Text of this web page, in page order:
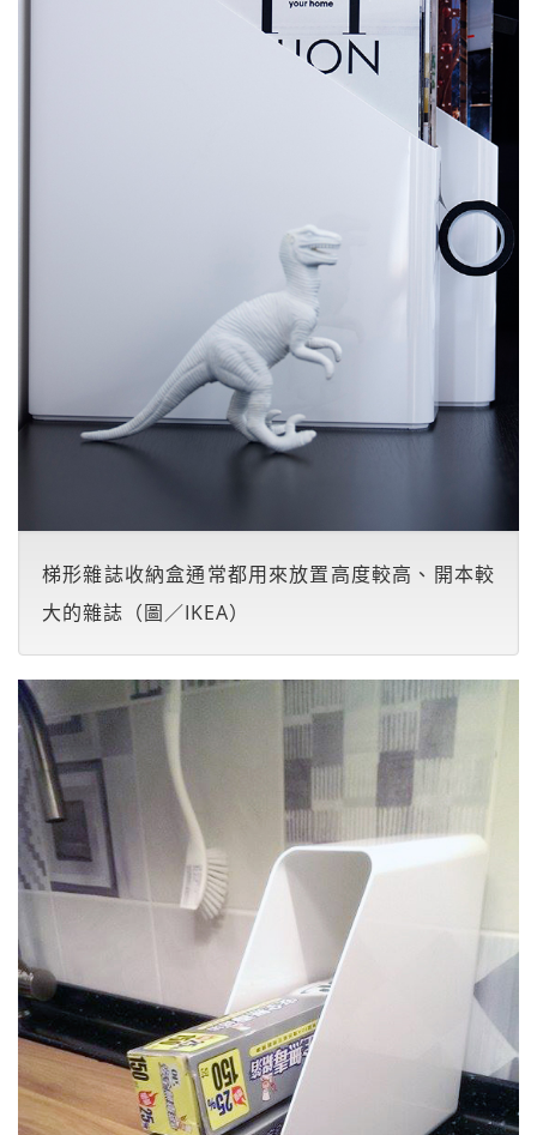
梯形雜誌收納盒通常都用來放置高度較高、開本較
大的雜誌（圖／IKEA）